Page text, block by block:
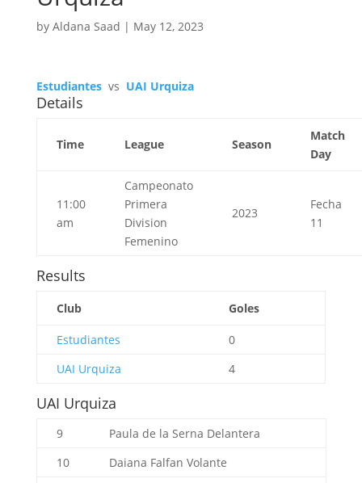
by Aldana Saad | May 12, 2023
Estudiantes vs UAI Urquiza
Details
Time League Season
Match
Day
11:00
am
Campeonato
Primera
Division
Femenino
2023
Fecha
11
Results
Club Goles
Estudiantes
0
UAI Urquiza
4
UAI Urquiza
9 Paula de la Serna Delantera
10
Daiana Falfan Volante